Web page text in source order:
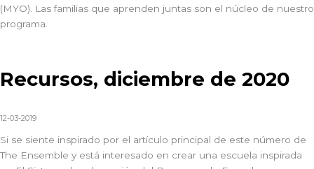
(MYO). Las familias que aprenden juntas son el núcleo de nuestro
programa.
Recursos, diciembre de 2020
12-03-2019
Si se siente inspirado por el artículo principal de este número de
The Ensemble y está interesado en crear una escuela inspirada